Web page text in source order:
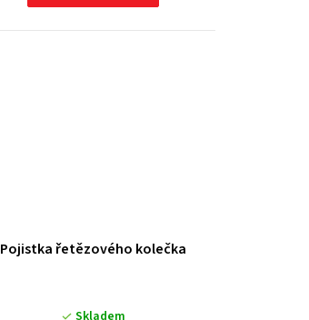
Pojistka řetězového kolečka
Skladem